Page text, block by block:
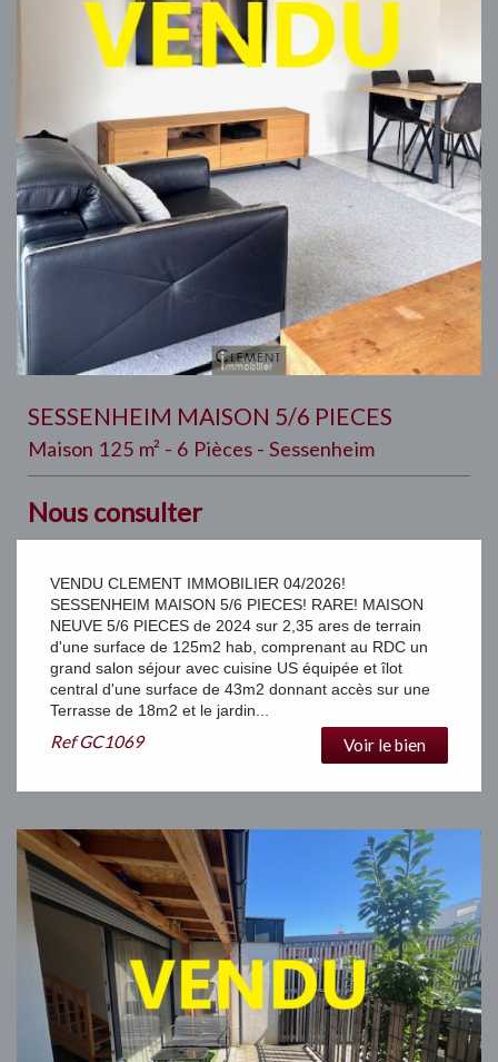
SESSENHEIM MAISON 5/6 PIECES
Maison 125 m² - 6 Pièces - Sessenheim
Nous consulter
VENDU CLEMENT IMMOBILIER 04/2026!
SESSENHEIM MAISON 5/6 PIECES! RARE! MAISON
NEUVE 5/6 PIECES de 2024 sur 2,35 ares de terrain
d'une surface de 125m2 hab, comprenant au RDC un
grand salon séjour avec cuisine US équipée et îlot
central d'une surface de 43m2 donnant accès sur une
Terrasse de 18m2 et le jardin...
RefGC1069 Voir le bien